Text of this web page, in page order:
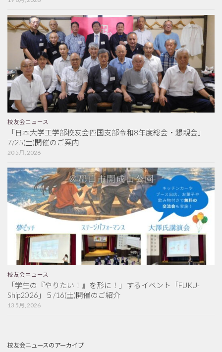
校友会ニュース
「日本大学工学部校友会四国支部令和8年度総会・懇親会」
7/25(土)開催のご案内
20 5月, 2026
校友会ニュース
「学生の『やりたい！』を形に！」するイベント「FUKU-
Ship2026」５/16(土)開催のご紹介
13 5月, 2026
校友会ニュースのアーカイブ